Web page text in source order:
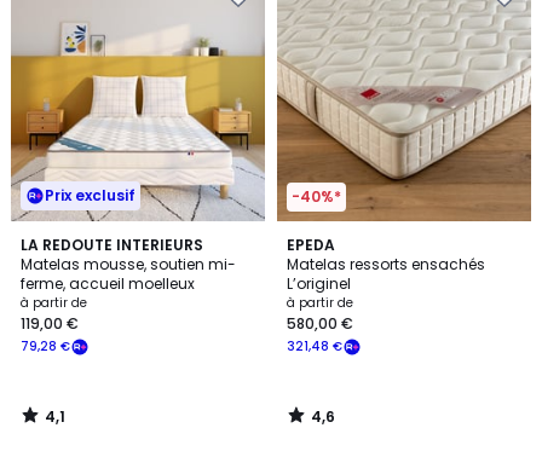
Prix exclusif
LA REDOUTE INTERIEURS
Matelas mousse, soutien mi-
ferme, accueil moelleux
à partir de
79,28 €
119,00 €
4,1
/ 5
4,1
/
-40%*
EPEDA
Matelas ressorts ensachés
L’originel
à partir de
321,48 €
580,00 €
4,6
/ 5
4,6
/